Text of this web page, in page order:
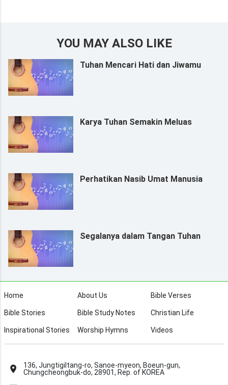
YOU MAY ALSO LIKE
Tuhan Mencari Hati dan Jiwamu
Karya Tuhan Semakin Meluas
Perhatikan Nasib Umat Manusia
Segalanya dalam Tangan Tuhan
Home About Us Bible Verses
Bible Stories Bible Study Notes Christian Life
Inspirational Stories Worship Hymns Videos
136, Jungtigiltang-ro, Sanoe-myeon, Boeun-gun,
Chungcheongbuk-do, 28901, Rep. of KOREA